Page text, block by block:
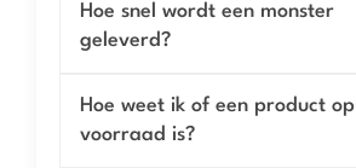
Hoe snel wordt een monster
geleverd?
Hoe weet ik of een product op
voorraad is?